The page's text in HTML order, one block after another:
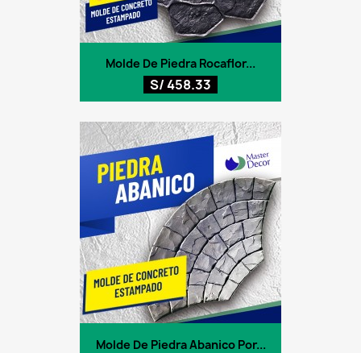
Molde De Piedra Rocaflor...
S/ 458.33
Molde De Piedra Abanico Por...